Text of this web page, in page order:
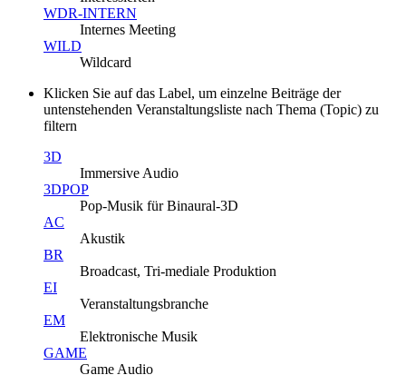
WDR-INTERN
Internes Meeting
WILD
Wildcard
Klicken Sie auf das Label, um einzelne Beiträge der
untenstehenden Veranstaltungsliste nach Thema (Topic) zu
filtern
3D
Immersive Audio
3DPOP
Pop-Musik für Binaural-3D
AC
Akustik
BR
Broadcast, Tri-mediale Produktion
EI
Veranstaltungsbranche
EM
Elektronische Musik
GAME
Game Audio